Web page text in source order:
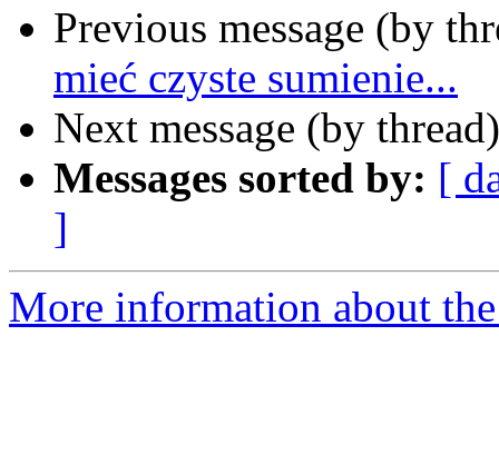
Previous message (by
mieć czyste sumienie...
Next message (by
Messages sorted by: [
]
More information about